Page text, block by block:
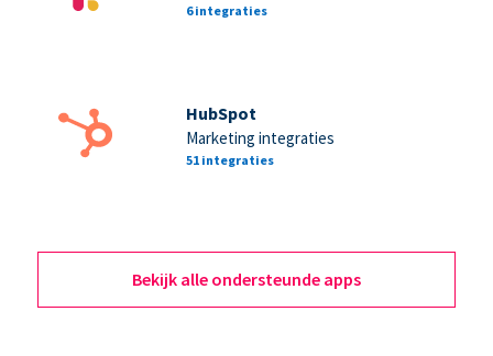
6 integraties
HubSpot
Marketing integraties
51 integraties
Bekijk alle ondersteunde apps